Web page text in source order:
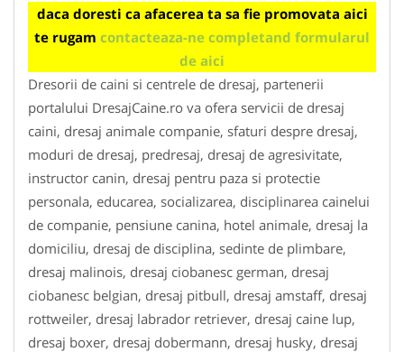
daca doresti ca afacerea ta sa fie promovata aici
te rugam contacteaza-ne completand formularul
de aici
Dresorii de caini si centrele de dresaj, partenerii
portalului DresajCaine.ro va ofera servicii de dresaj
caini, dresaj animale companie, sfaturi despre dresaj,
moduri de dresaj, predresaj, dresaj de agresivitate,
instructor canin, dresaj pentru paza si protectie
personala, educarea, socializarea, disciplinarea cainelui
de companie, pensiune canina, hotel animale, dresaj la
domiciliu, dresaj de disciplina, sedinte de plimbare,
dresaj malinois, dresaj ciobanesc german, dresaj
ciobanesc belgian, dresaj pitbull, dresaj amstaff, dresaj
rottweiler, dresaj labrador retriever, dresaj caine lup,
dresaj boxer, dresaj dobermann, dresaj husky, dresaj